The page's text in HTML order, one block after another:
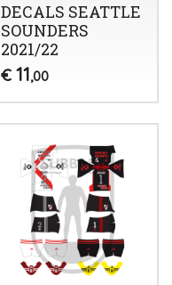
DECALS SEATTLE
SOUNDERS
2021/22
€ 11,00